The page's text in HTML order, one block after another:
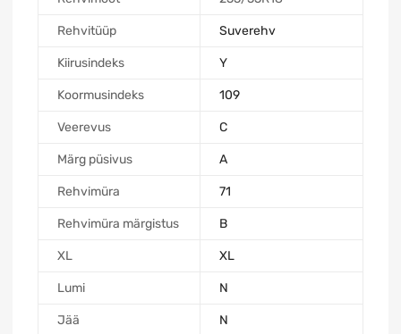
Rehvitüüp Suverehv
Kiirusindeks Y
Koormusindeks 109
Veerevus C
Märg püsivus A
Rehvimüra 71
Rehvimüra märgistus B
XL XL
Lumi N
Jää N